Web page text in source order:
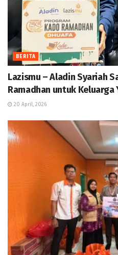
BERITA
Lazismu – Aladin Syariah
Ramadhan untuk Keluarga
20 April, 2026